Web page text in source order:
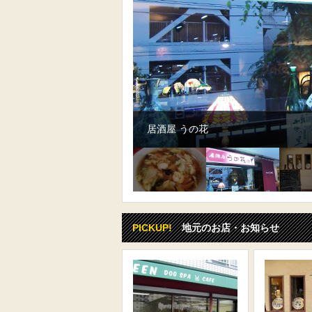
居酒屋 うの花
洋食と南仏料理 カフェクレオ
PICKUP!地元のお店・お知らせ